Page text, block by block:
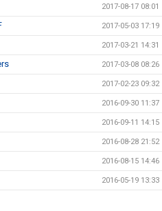
2017-08-17 08:01
2017-05-03 17:19
2017-03-21 14:31
2017-03-08 08:26
2017-02-23 09:32
2016-09-30 11:37
2016-09-11 14:15
2016-08-28 21:52
2016-08-15 14:46
2016-05-19 13:33